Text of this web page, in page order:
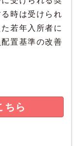
時は受けられ
若年入所者に
置基準の改善
ちら